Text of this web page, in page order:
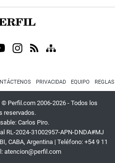
PRIVACIDAD EQUIPO
© Perfil.com 2006-2026 - Todos los
reservados.
Carlos Piro.
RL-2024-31002957-APN-DNDA#MJ
, CABA, Argentina | Teléfono: +54 9 11
atencion@perfil.com